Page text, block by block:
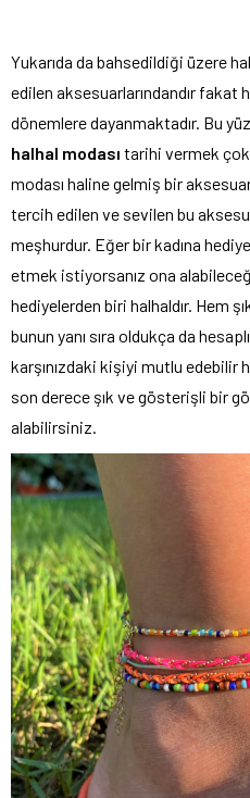
Yukarıda da bahsedildiği üzere
edilen aksesuarlarındandır fakat
dönemlere dayanmaktadır. Bu
halhal modası tarihi vermek
modası haline gelmiş bir
tercih edilen ve sevilen bu
meşhurdur. Eğer bir kadına
etmek istiyorsanız ona
hediyelerden biri halhaldır. Hem
bunun yanı sıra oldukça da
karşınızdaki kişiyi mutlu edebilir
son derece şık ve gösterişli bir
alabilirsiniz.